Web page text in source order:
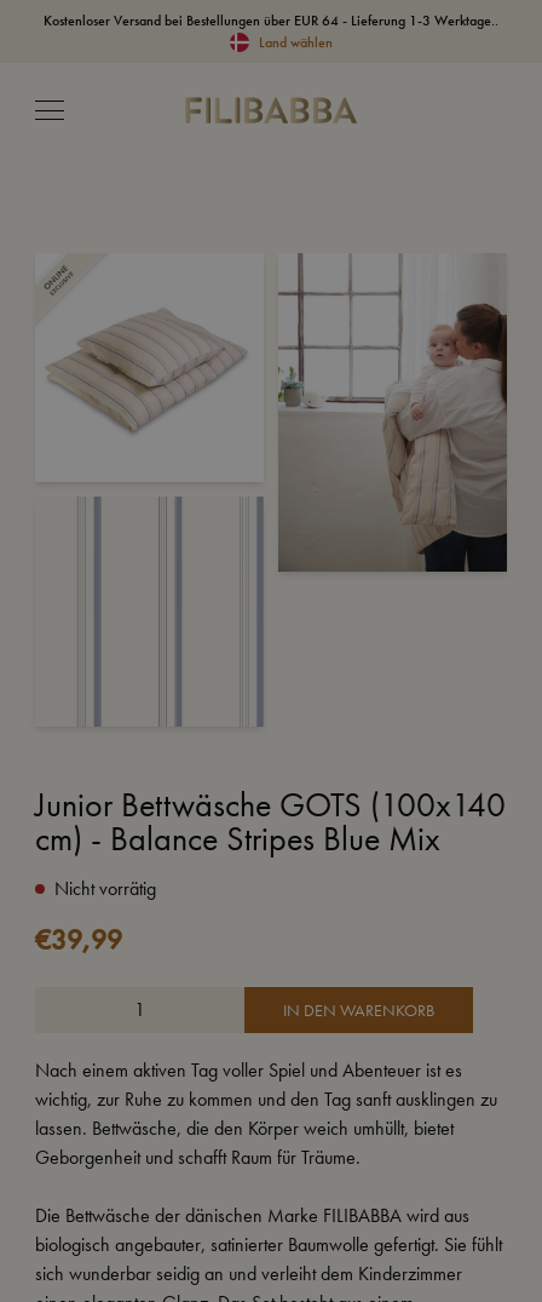
Kostenloser Versand bei Bestellungen über EUR 64 - Lieferung 1-3 Werktage..
Land wählen
Junior Bettwäsche GOTS (100x140
cm) - Balance Stripes Blue Mix
Nicht vorrätig
€39,99
IN DEN WARENKORB
Nach einem aktiven Tag voller Spiel und Abenteuer ist es
wichtig, zur Ruhe zu kommen und den Tag sanft ausklingen zu
lassen. Bettwäsche, die den Körper weich umhüllt, bietet
Geborgenheit und schafft Raum für Träume.
Die Bettwäsche der dänischen Marke FILIBABBA wird aus
biologisch angebauter, satinierter Baumwolle gefertigt. Sie fühlt
sich wunderbar seidig an und verleiht dem Kinderzimmer